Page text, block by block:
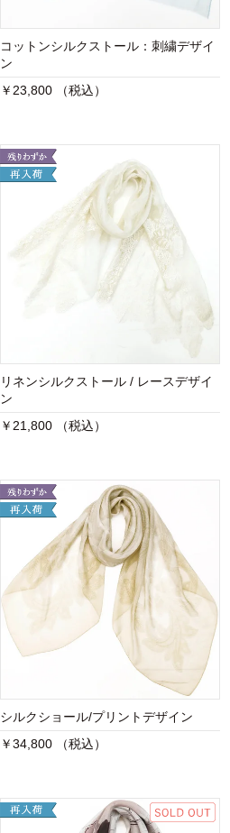
コットンシルクストール：刺繍デザイ
ン
￥23,800 （税込）
リネンシルクストール / レースデザイ
ン
￥21,800 （税込）
シルクショール/プリントデザイン
￥34,800 （税込）